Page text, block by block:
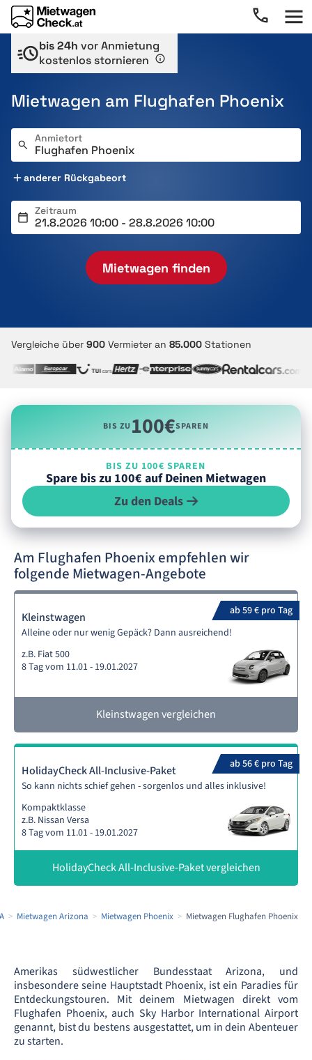
bis 24h vor Anmietung
kostenlos stornieren
Mietwagen am Flughafen Phoenix
Anmietort
anderer Rückgabeort
Zeitraum
Mietwagen finden
Vergleiche über 900 Vermieter an 85.000 Stationen
BIS ZU100€SPAREN
BIS ZU 100€ SPAREN
Spare bis zu 100€ auf Deinen Mietwagen
Zu den Deals
Am Flughafen Phoenix empfehlen wir
folgende Mietwagen-Angebote
ab 59 € pro Tag
Kleinstwagen
Alleine oder nur wenig Gepäck? Dann ausreichend!
z.B. Fiat 500
8 Tag vom 11.01 - 19.01.2027
Kleinstwagen vergleichen
ab 56 € pro Tag
HolidayCheck All-Inclusive-Paket
So kann nichts schief gehen - sorgenlos und alles inklusive!
Kompaktklasse
z.B. Nissan Versa
8 Tag vom 11.01 - 19.01.2027
HolidayCheck All-Inclusive-Paket vergleichen
Mietwagen Arizona Mietwagen Phoenix Mietwagen Flughafen Phoenix
Amerikas südwestlicher Bundesstaat Arizona, und
insbesondere seine Hauptstadt Phoenix, ist ein Paradies für
Entdeckungstouren. Mit deinem Mietwagen direkt vom
Flughafen Phoenix, auch Sky Harbor International Airport
genannt, bist du bestens ausgestattet, um in dein Abenteuer
zu starten.